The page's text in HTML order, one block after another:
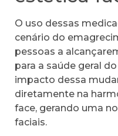
O uso dessas
cenário do
pessoas a
para a saúde geral
impacto dessa
diretamente na
face, gerando uma
faciais.